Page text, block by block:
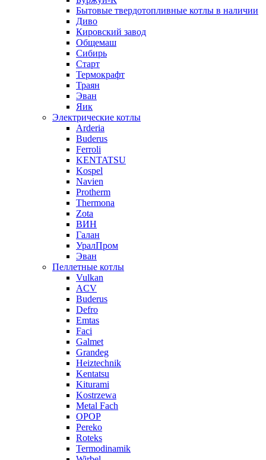
Бытовые твердотопливные котлы в наличии
Диво
Кировский завод
Общемаш
Сибирь
Старт
Термокрафт
Траян
Эван
Яик
Электрические котлы
Arderia
Buderus
Ferroli
KENTATSU
Kospel
Navien
Protherm
Thermona
Zota
ВИН
Галан
УралПром
Эван
Пеллетные котлы
Vulkan
ACV
Buderus
Defro
Emtas
Faci
Galmet
Grandeg
Heiztechnik
Kentatsu
Kiturami
Kostrzewa
Metal Fach
OPOP
Pereko
Roteks
Termodinamik